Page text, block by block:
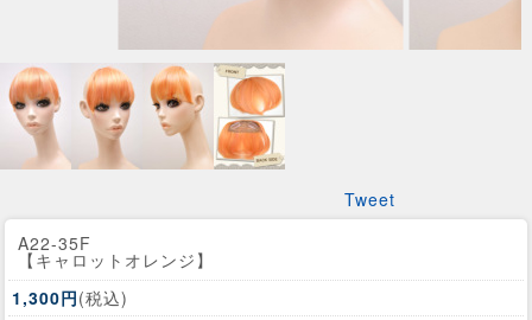
Tweet
A22-35F
【キャロットオレンジ】
1,300円(税込)